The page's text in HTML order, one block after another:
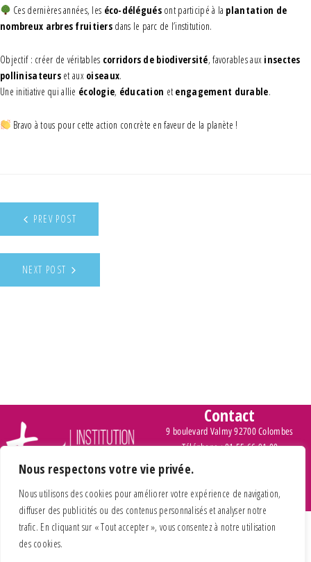
Nous respectons votre vie privée.
Nous utilisons des cookies pour améliorer votre expérience de navigation,
diffuser des publicités ou des contenus personnalisés et analyser notre
trafic. En cliquant sur « Tout accepter », vous consentez à notre utilisation
des cookies.
Ces dernières années, les éco-déléguésont participé à la plantation de
nombreux arbres fruitiers dans le parc de l’institution.
Objectif : créer de véritables corridors de biodiversité, favorables aux insectes
pollinisateurset aux oiseaux.
Une initiative qui allie écologie, éducation etengagement durable.
Bravo à tous pour cette action concrète en faveur de la planète !
PREV POST
NEXT POST
Contact
9 boulevard Valmy 92700 Colombes
Téléphone : 01 55 66 91 00